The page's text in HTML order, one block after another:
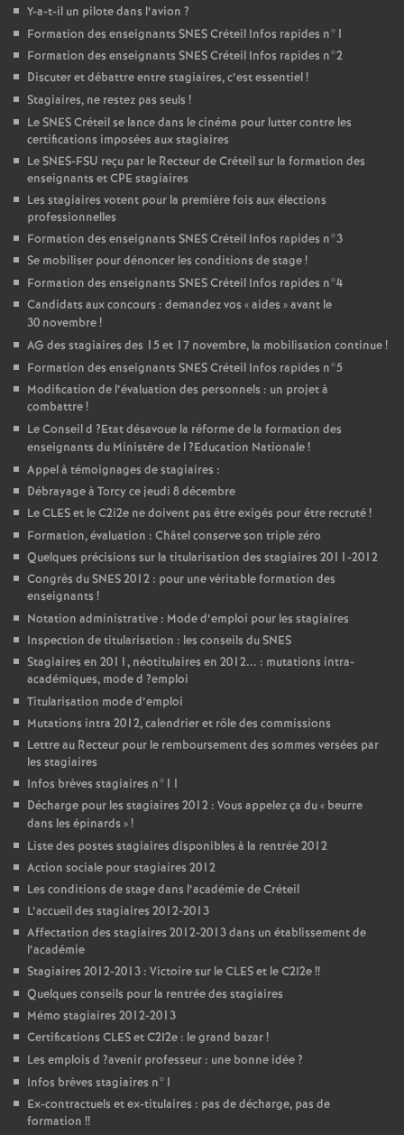
Y-a-t-il un pilote dans l’avion ?
Formation des enseignants SNESCréteil Infos rapides n°1
Formation des enseignants SNESCréteil Infos rapides n°2
Discuter et débattre entre stagiaires, c’est essentiel!
Stagiaires, ne restez pas seuls !
LeSNESCréteil se lance dans le cinéma pour lutter contre les
certifications imposées aux stagiaires
LeSNES-FSU reçu par le Recteur de Créteil sur la formation des
enseignants etCPE stagiaires
Les stagiaires votent pour la première fois aux élections
professionnelles
Formation des enseignants SNESCréteil Infos rapides n°3
Se mobiliser pour dénoncer les conditions de stage!
Formation des enseignants SNESCréteil Infos rapides n°4
Candidats aux concours : demandez vos «aides » avant le
30 novembre!
AG des stagiaires des 15 et 17 novembre, la mobilisation continue!
Formation des enseignants SNESCréteil Infos rapides n°5
Modification de l’évaluation des personnels : un projet à
combattre!
Le Conseil d ?Etat désavoue la réforme de la formation des
enseignants du Ministère de l?Education Nationale!
Appel à témoignages de stagiaires :
Débrayage à Torcy ce jeudi 8 décembre
LeCLESet le C2i2e ne doivent pas être exigés pour être recruté!
Formation, évaluation : Châtel conserve son triple zéro
Quelques précisions sur la titularisation des stagiaires 2011-2012
Congrès duSNES2012 : pour une véritable formation des
enseignants !
Notation administrative : Mode d’emploi pour les stagiaires
Inspection de titularisation : les conseils duSNES
Stagiaires en 2011, néotitulaires en 2012... : mutations intra-
académiques, mode d ?emploi
Titularisation mode d’emploi
Mutations intra 2012, calendrier et rôle des commissions
Lettre au Recteur pour le remboursement des sommes versées par
les stagiaires
Infos brèves stagiaires n°11
Décharge pour les stagiaires 2012 : Vous appelez ça du « beurre
dans les épinards »!
Liste des postes stagiaires disponibles à la rentrée 2012
Action sociale pour stagiaires 2012
Les conditions de stage dans l’académie de Créteil
L’accueil des stagiaires 2012-2013
Affectation des stagiaires 2012-2013 dans un établissement de
l’académie
Stagiaires 2012-2013 : Victoire sur leCLESet le C2I2e!!
Quelques conseils pour la rentrée des stagiaires
Mémo stagiaires 2012-2013
Certifications CLESet C2I2e : le grand bazar!
Les emplois d ?avenir professeur : une bonne idée?
Infos brèves stagiaires n°1
Ex-contractuels et ex-titulaires : pas de décharge, pas de
formation !!